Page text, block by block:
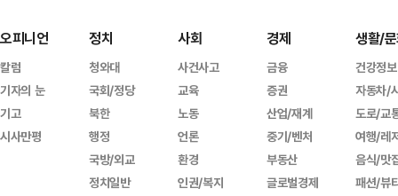
오피니언
칼럼
기자의 눈
기고
시사만평
정치
청와대
국회/정당
북한
행정
국방/외교
정치일반
사회
사건사고
교육
노동
언론
환경
인권/복지
경제
금융
증권
산업/재계
중기/벤처
부동산
글로벌경제
생활/
건강정보
자동차/
도로/교
여행/레
음식/맛
패션/뷰